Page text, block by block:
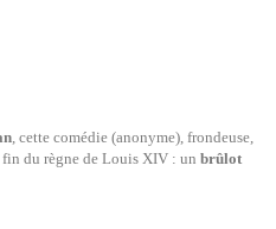
, cette comédie (anonyme), frondeuse,
du règne de Louis XIV : un brûlot